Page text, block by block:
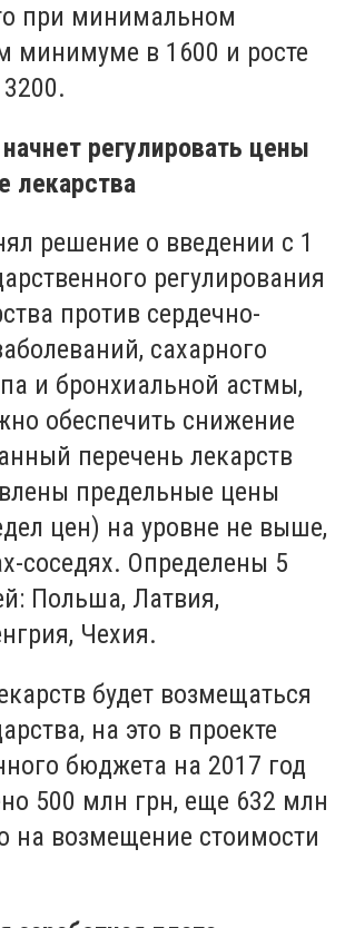
при минимальном
минимуме в 1600 и росте
регулировать цены
лекарства
решение о введении с 1
регулирования
против сердечно-
сахарного
и бронхиальной астмы,
обеспечить снижение
перечень лекарств
предельные цены
цен) на уровне не выше,
соседях. Определены 5
Польша, Латвия,
Чехия.
будет возмещаться
на это в проекте
бюджета на 2017 год
500 млн грн, еще 632 млн
на возмещение стоимости